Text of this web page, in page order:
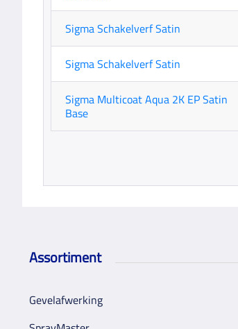
Sigma Schakelverf Satin
Sigma Schakelverf Satin
Sigma Multicoat Aqua 2K EP Satin
Base
Assortiment
Gevelafwerking